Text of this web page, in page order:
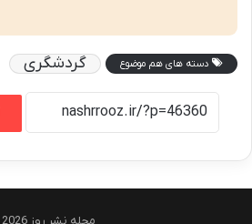
دسته های هم موضوع گردشگری